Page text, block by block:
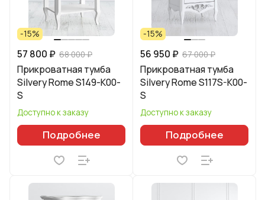
-15%
57 800 ₽ 68 000 ₽
Прикроватная тумба
Silvery Rome S149-K00-
S
Доступно к заказу
Подробнее
-15%
56 950 ₽ 67 000 ₽
Прикроватная тумба
Silvery Rome S117S-K00-
S
Доступно к заказу
Подробнее